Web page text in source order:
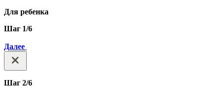
Для ребенка
Шаг 1/6
Далее
Шаг 2/6